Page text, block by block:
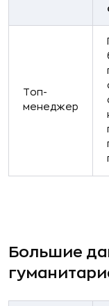
Топ-
менеджер
Большие